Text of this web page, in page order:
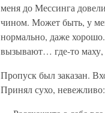
меня до Мессинга
чином. Может быть, у
нормально, даже
вызывают… где-то
Пропуск был заказан.
Принял сухо, невежливо: